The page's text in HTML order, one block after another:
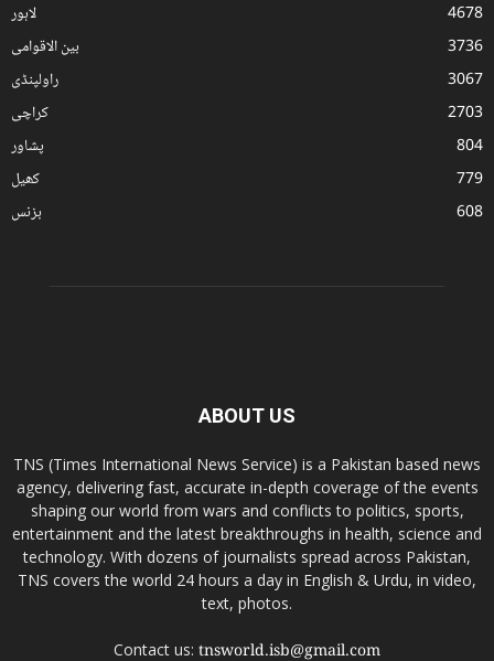
لاہور
4678
بین الاقوامی
3736
راولپنڈی
3067
کراچی
2703
پشاور
804
کھیل
779
بزنس
608
ABOUT US
TNS (Times International News Service) is a Pakistan based news
agency, delivering fast, accurate in-depth coverage of the events
shaping our world from wars and conflicts to politics, sports,
entertainment and the latest breakthroughs in health, science and
technology. With dozens of journalists spread across Pakistan,
TNS covers the world 24 hours a day in English & Urdu, in video,
text, photos.
Contact us: tnsworld.isb@gmail.com